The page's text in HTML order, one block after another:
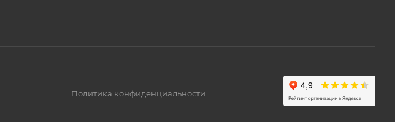
Политика конфиденциальности